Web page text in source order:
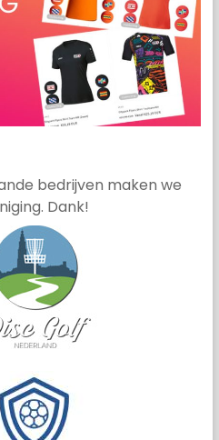
bedrijven maken we
Dank!